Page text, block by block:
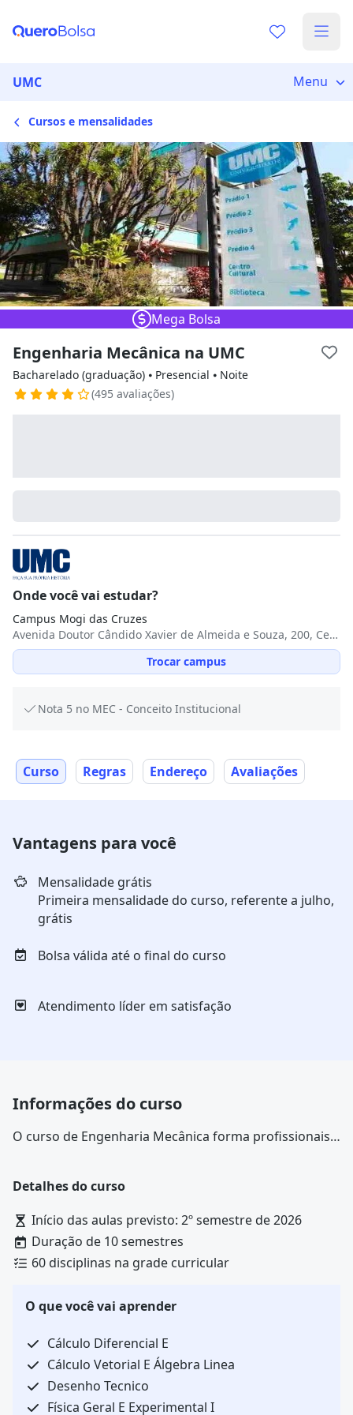
UMC Menu
Cursos e mensalidades
Mega Bolsa
Engenharia Mecânica na UMC
Bacharelado (graduação) ⦁ Presencial ⦁ Noite
(495 avaliações)
Onde você vai estudar?
Campus Mogi das Cruzes
Avenida Doutor Cândido Xavier de Almeida e Souza, 200, Centro Cívico, 08780-911, Mogi das Cruzes, SP
Trocar campus
Escolha de unidade
Ops! Não encontramos nenhuma
unidade
Verifique se digitou corretamente, ou experimente
buscar por outras unidades.
Nota 5 no MEC - Conceito Institucional
Curso Regras Endereço Avaliações
Vantagens para você
Mensalidade grátis
Primeira mensalidade do curso, referente a julho,
grátis
Bolsa válida até o final do curso
Atendimento líder em satisfação
Informações do curso
O curso de Engenharia Mecânica forma profissionais
máquinas, equipamentos e sistemas mecânicos
geração energética e de controle ambiental. No
mercado de trabalho o engenheiro mecânico atua em
indústrias, em empresas do setor de energia e em
Detalhes do curso
Início das aulas previsto: 2º semestre de 2026
Duração de 10 semestres
60 disciplinas na grade curricular
O que você vai aprender
Cálculo Diferencial E
Cálculo Vetorial E Álgebra Linea
Desenho Tecnico
Física Geral E Experimental I